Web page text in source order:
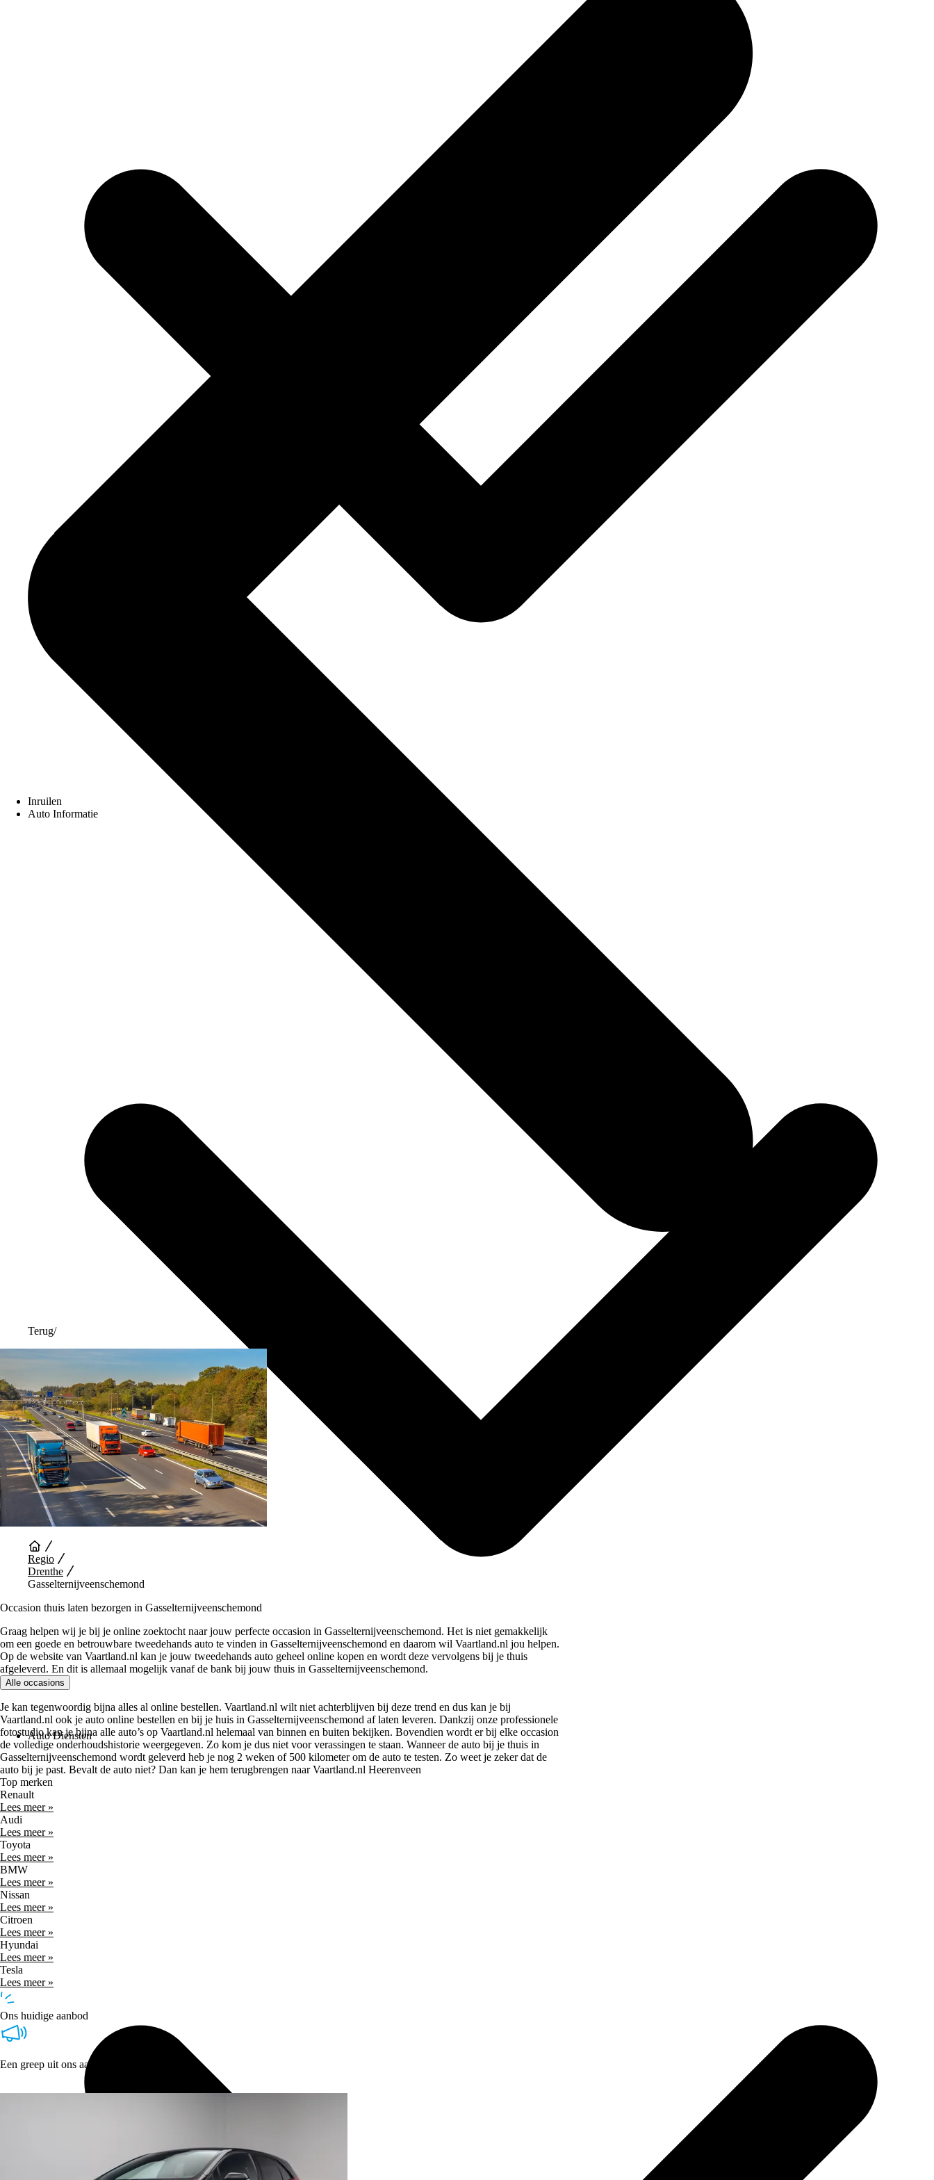
Inruilen
Auto Informatie
Auto Diensten
Terug/
Regio
Drenthe
Gasselternijveenschemond
Occasion thuis laten bezorgen in Gasselternijveenschemond
Graag helpen wij je bij je online zoektocht naar jouw perfecte occasion in Gasselternijveenschemond. Het is niet gemakkelijk
om een goede en betrouwbare tweedehands auto te vinden in Gasselternijveenschemond en daarom wil Vaartland.nl jou helpen.
Op de website van Vaartland.nl kan je jouw tweedehands auto geheel online kopen en wordt deze vervolgens bij je thuis
afgeleverd. En dit is allemaal mogelijk vanaf de bank bij jouw thuis in Gasselternijveenschemond.
Alle occasions
Je kan tegenwoordig bijna alles al online bestellen. Vaartland.nl wilt niet achterblijven bij deze trend en dus kan je bij
Vaartland.nl ook je auto online bestellen en bij je huis in Gasselternijveenschemond af laten leveren. Dankzij onze professionele
fotostudio kan je bijna alle auto’s op Vaartland.nl helemaal van binnen en buiten bekijken. Bovendien wordt er bij elke occasion
de volledige onderhoudshistorie weergegeven. Zo kom je dus niet voor verassingen te staan. Wanneer de auto bij je thuis in
Gasselternijveenschemond wordt geleverd heb je nog 2 weken of 500 kilometer om de auto te testen. Zo weet je zeker dat de
auto bij je past. Bevalt de auto niet? Dan kan je hem terugbrengen naar Vaartland.nl Heerenveen
Top merken
Renault
Lees meer »
Audi
Lees meer »
Toyota
Lees meer »
BMW
Lees meer »
Nissan
Lees meer »
Citroen
Lees meer »
Hyundai
Lees meer »
Tesla
Lees meer »
Ons huidige aanbod
Een greep uit ons aanbod